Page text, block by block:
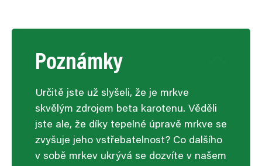
Poznámky
Určitě jste už slyšeli, že je mrkve
skvělým zdrojem beta karotenu. Věděli
jste ale, že díky tepelné úpravě mrkve se
zvyšuje jeho vstřebatelnost? Co dalšího
v sobě mrkev ukrývá se dozvíte v našem